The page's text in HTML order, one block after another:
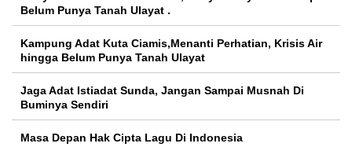
Belum Punya Tanah Ulayat .
Kampung Adat Kuta Ciamis,Menanti Perhatian, Krisis Air
hingga Belum Punya Tanah Ulayat
Jaga Adat Istiadat Sunda, Jangan Sampai Musnah Di
Buminya Sendiri
Masa Depan Hak Cipta Lagu Di Indonesia